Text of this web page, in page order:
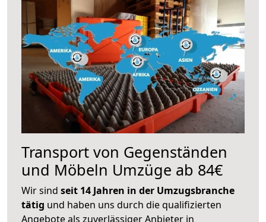
Transport von Gegenständen
und Möbeln Umzüge ab 84€
Wir sind seit 14 Jahren in der Umzugsbranche
tätig und haben uns durch die qualifizierten
Angebote als zuverlässiger Anbieter in